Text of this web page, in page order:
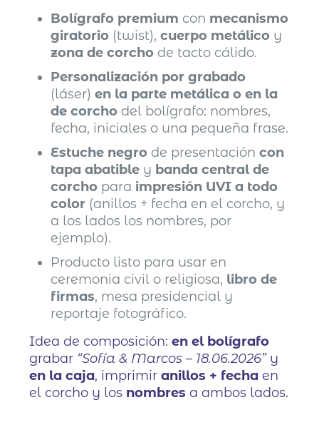
Bolígrafo premium con mecanismo
giratorio (twist),cuerpo metálico y
zona de corcho de tacto cálido.
Personalización por grabado
(láser)en la parte metálica o en la
de corcho del bolígrafo: nombres,
fecha, iniciales o una pequeña frase.
Estuche negro de presentacióncon
tapa abatible y banda central de
corcho para impresión UVI a todo
color (anillos + fecha en el corcho, y
a los lados los nombres, por
ejemplo).
Producto listo para usar en
ceremonia civil o religiosa, libro de
firmas, mesa presidencial y
reportaje fotográfico.
Idea de composición:en el bolígrafo
grabar “Sofía & Marcos – 18.06.2026”y
en la caja, imprimiranillos + fecha en
el corcho y los nombres a ambos lados.